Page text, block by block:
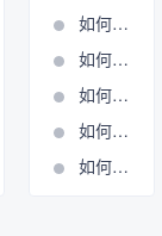
如何进行周期管理
如何进行总包计量周期管理
如何新建周期
如何设置周期管理
如何进行计量支付